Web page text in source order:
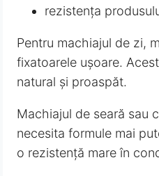
rezistența
Pentru machiajul de zi,
fixatoarele ușoare.
natural și proaspăt.
Machiajul de seară sau
necesita formule mai
o rezistență mare în